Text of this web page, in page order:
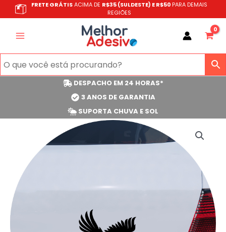
para
FRETE GRÁTISACIMA DE R$35 (SULDESTE) E R$50 PARA DEMAIS
REGIÕES
DESPACHO EM 24 HORAS*
3 ANOS DE GARANTIA
SUPORTA CHUVA E SOL